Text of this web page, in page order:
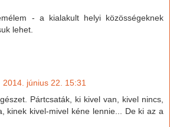
- a kialakult helyi közösségeknek
lehet.
2014. június 22. 15:31
Pártcsaták, ki kivel van, kivel nincs,
kinek kivel-mivel kéne lennie... De ki az a